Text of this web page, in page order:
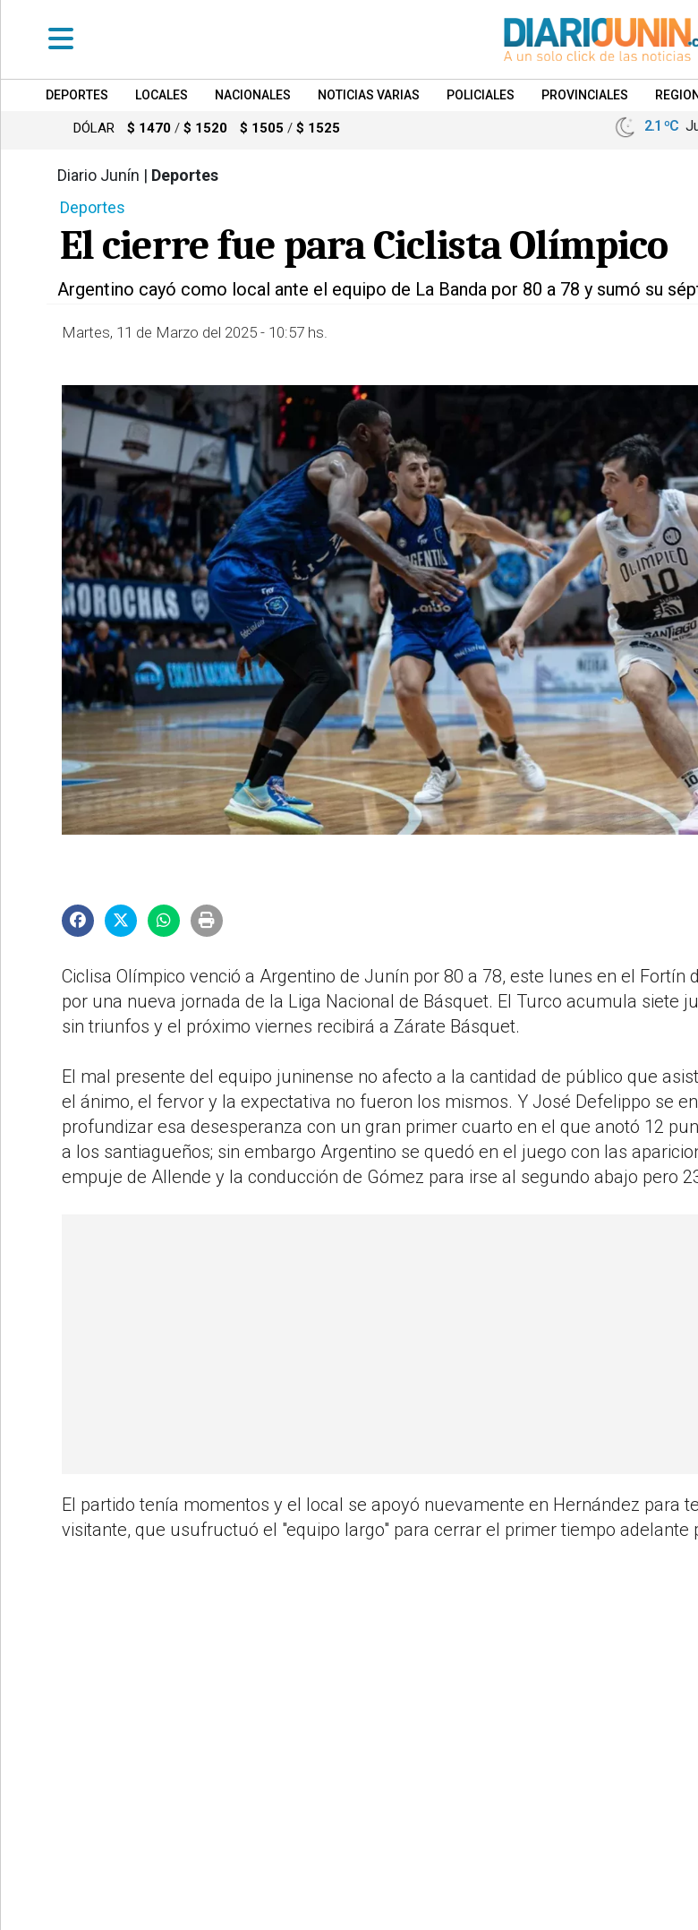
DEPORTES
LOCALES
PROVINCIALES
REGIONALES
ESPECTÁCULOS
INTERNACIONALES
• SUPLEMENTOS
• SERVICIOS
• RADIOS EN VIVO
©2007/2026
DEPORTES LOCALES NACIONALES NOTICIAS VARIAS POLICIALES PROVINCIALES
DÓLAR $ 1470 / $ 1520 $ 1505 / $ 1525 2.1 ºC
Diario Junín | Deportes
Deportes
El cierre fue para Ciclista Olímpico
Argentino cayó como local ante el equipo de La Banda por 80 a 78 y sumó su
Martes, 11 de Marzo del 2025 - 10:57 hs.
Ciclisa Olímpico venció a Argentino de Junín por 80 a 78, este lunes en el Fortín
por una nueva jornada de la Liga Nacional de Básquet. El Turco acumula siete
sin triunfos y el próximo viernes recibirá a Zárate Básquet.
El mal presente del equipo juninense no afecto a la cantidad de público que
el ánimo, el fervor y la expectativa no fueron los mismos. Y José Defelippo se
profundizar esa desesperanza con un gran primer cuarto en el que anotó 12
a los santiagueños; sin embargo Argentino se quedó en el juego con las
empuje de Allende y la conducción de Gómez para irse al segundo abajo pero
El partido tenía momentos y el local se apoyó nuevamente en Hernández para
visitante, que usufructuó el "equipo largo" para cerrar el primer tiempo adelante